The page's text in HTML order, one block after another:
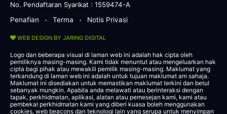
No. Pendaftaran Syarikat : 1559474-A
Penafian
• Terma • Notis Privasi
WEB DESIGN BY JARING DIGITAL
Logo dan beberapa visual di laman web ini adalah hak cipta oleh
pemiliknya masing-masing. Kami tidak menuntut atau mengeluarkan hak
cipta bagi pihak atau mewakili pemilik masing-masing. Maklumat yang
terkandung di laman web ini adalah untuk tujuan maklumat am sahaja.
Maklumat ini disediakan untuk memastikan maklumat terkini dan betul
sebanyak mungkin. Apabila anda melawati atau berinteraksi dengan
tapak, perkhidmatan, aplikasi, alatan atau pemesejan kami, kami atau
pembekal perkhidmatan kami yang diberi kuasa boleh menggunakan
cookies, web beacons dan teknologi lain yang serupa untuk menyimpan